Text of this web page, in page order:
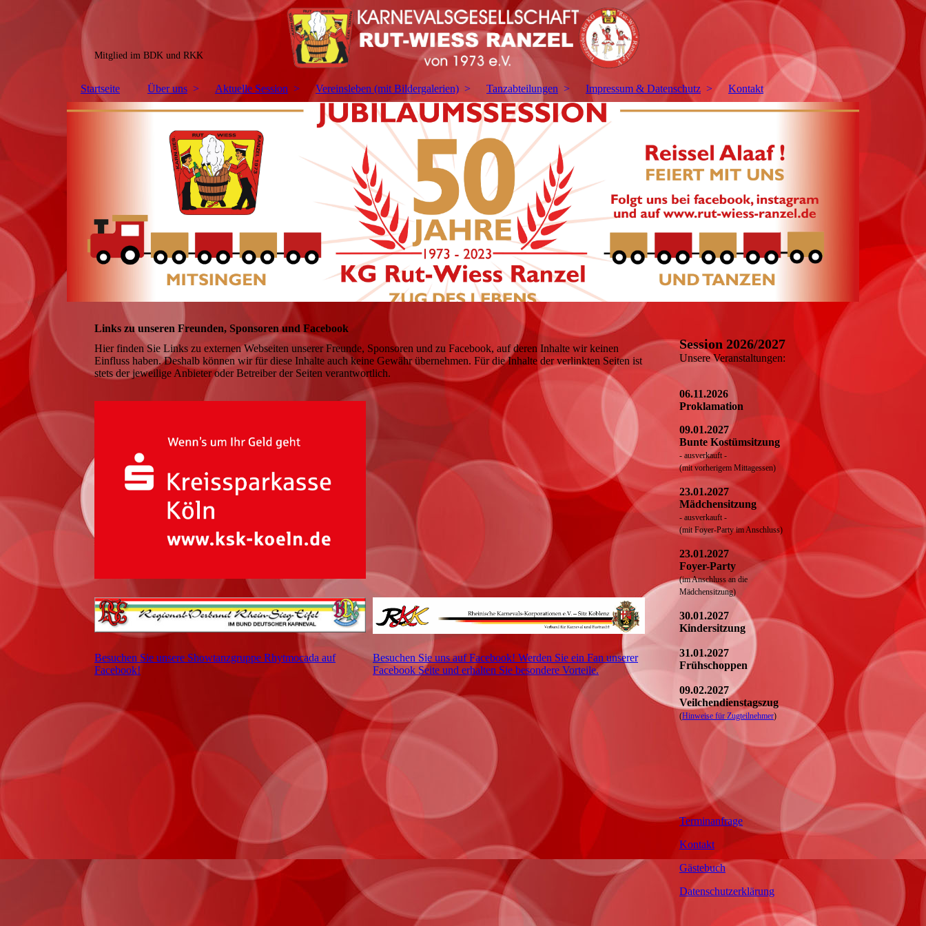
Mitglied im BDK und RKK
Startseite Über uns Aktuelle Session Vereinsleben (mit Bildergalerien) Tanzabteilungen Impressum & Datenschutz Kontakt
Links zu unseren Freunden, Sponsoren und Facebook
Hier finden Sie Links zu externen Webseiten unserer Freunde, Sponsoren und zu Facebook, auf deren Inhalte wir keinen
Einfluss haben. Deshalb können wir für diese Inhalte auch keine Gewähr übernehmen. Für die Inhalte der verlinkten Seiten ist
stets der jeweilige Anbieter oder Betreiber der Seiten verantwortlich.
Besuchen Sie unsere Showtanzgruppe Rhytmocada auf
Facebook!
Besuchen Sie uns auf Facebook! Werden Sie ein Fan unserer
Facebook Seite und erhalten Sie besondere Vorteile.
Session 2026/2027
Unsere Veranstaltungen:
06.11.2026
Proklamation
09.01.2027
Bunte Kostümsitzung
- ausverkauft -
(mit vorherigem Mittagessen)
23.01.2027
Mädchensitzung
- ausverkauft -
(mit Foyer-Party im Anschluss)
23.01.2027
Foyer-Party
(im Anschluss an die
Mädchensitzung)
30.01.2027
Kindersitzung
31.01.2027
Frühschoppen
09.02.2027
Veilchendienstagszug
(Hinweise für Zugteilnehmer)
Terminanfrage
Kontakt
Gästebuch
Datenschutzerklärung